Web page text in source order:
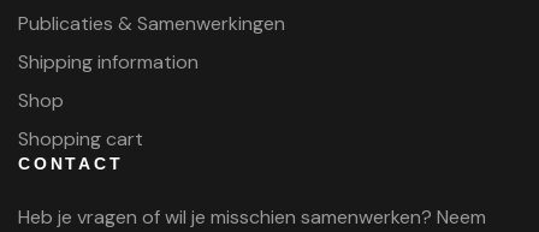
Publicaties & Samenwerkingen
Shipping information
Shop
Shopping cart
CONTACT
Heb je vragen of wil je misschien samenwerken? Neem